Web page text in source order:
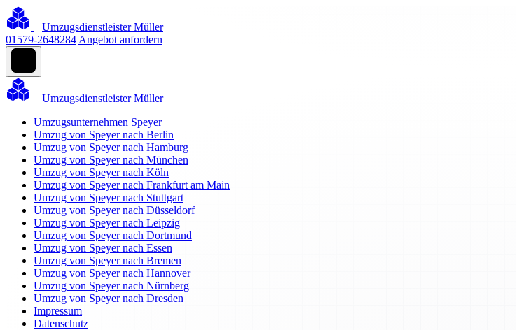
Umzugsdienstleister Müller
01579-2648284 Angebot anfordern
Umzugsdienstleister Müller
Umzugsunternehmen Speyer
Umzug von Speyer nach Berlin
Umzug von Speyer nach Hamburg
Umzug von Speyer nach München
Umzug von Speyer nach Köln
Umzug von Speyer nach Frankfurt am Main
Umzug von Speyer nach Stuttgart
Umzug von Speyer nach Düsseldorf
Umzug von Speyer nach Leipzig
Umzug von Speyer nach Dortmund
Umzug von Speyer nach Essen
Umzug von Speyer nach Bremen
Umzug von Speyer nach Hannover
Umzug von Speyer nach Nürnberg
Umzug von Speyer nach Dresden
Impressum
Datenschutz